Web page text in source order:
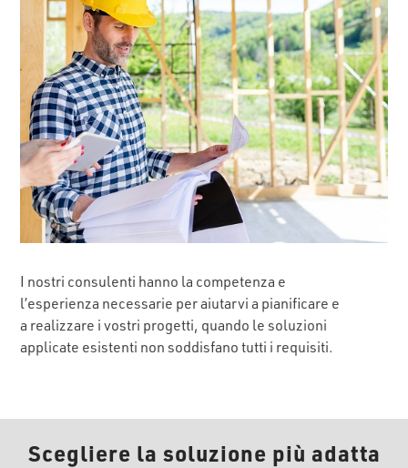
I nostri consulenti hanno la competenza e
l’esperienza necessarie per aiutarvi a pianificare e
a realizzare i vostri progetti, quando le soluzioni
applicate esistenti non soddisfano tutti i requisiti.
Scegliere la soluzione più adatta